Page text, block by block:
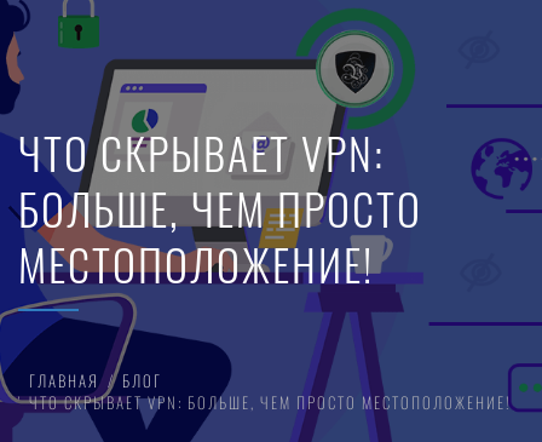
ЧТО СКРЫВАЕТ VPN:
БОЛЬШЕ, ЧЕМ ПРОСТО
МЕСТОПОЛОЖЕНИЕ!
ГЛАВНАЯ
БЛОГ
ЧТО СКРЫВАЕТ VPN: БОЛЬШЕ, ЧЕМ ПРОСТО МЕСТОПОЛОЖЕНИЕ!